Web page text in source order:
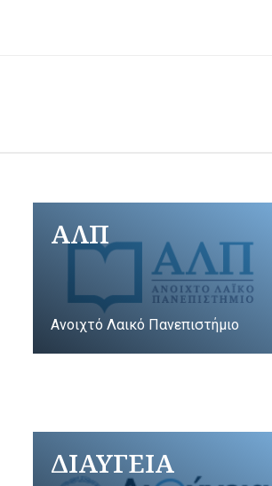
ΑΛΠ
Ανοιχτό Λαικό Πανεπιστήμιο
ΔΙΑΥΓΕΙΑ